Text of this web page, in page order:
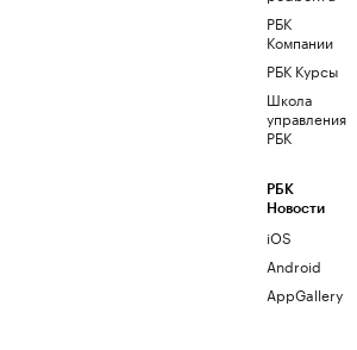
РБК
Компании
РБК Курсы
Школа
управления
РБК
РБК
Новости
iOS
Android
AppGallery